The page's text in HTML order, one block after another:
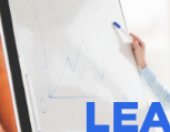
Español -